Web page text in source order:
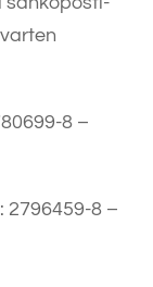
8 –
2796459-8 –